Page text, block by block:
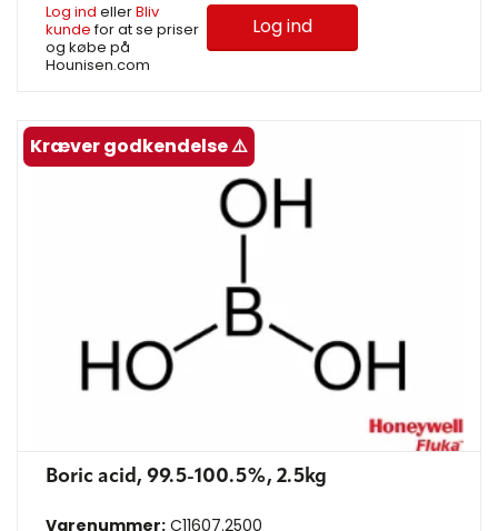
Log ind ellerBliv
kundefor at se priser
og købe på
Hounisen.com
Log ind
Kræver godkendelse ⚠️
Boric acid, 99.5-100.5%, 2.5kg
Varenummer: C11607.2500